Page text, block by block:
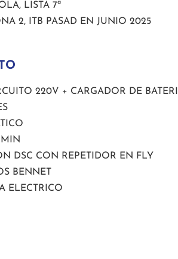
LISTA 7ª
2, ITB PASAD EN JUNIO 2025
220V + CARGADOR DE
DSC CON REPETIDOR EN FLY
BENNET
ELECTRICO